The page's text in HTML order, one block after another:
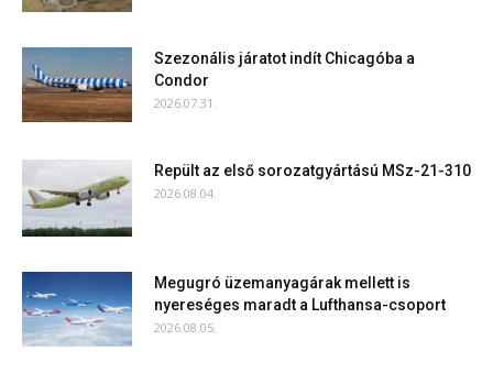
Szezonális járatot indít Chicagóba a
Condor
2026.07.31.
Repült az első sorozatgyártású MSz-21-310
2026.08.04.
Megugró üzemanyagárak mellett is
nyereséges maradt a Lufthansa-csoport
2026.08.05.